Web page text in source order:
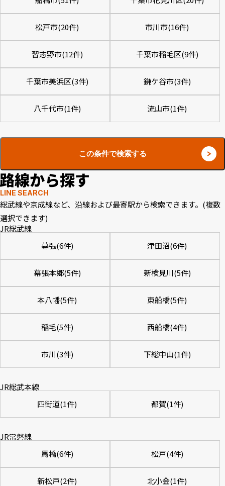
松戸市(20件) 市川市(16件)
習志野市(12件) 千葉市稲毛区(9件)
千葉市美浜区(3件) 鎌ケ谷市(3件)
八千代市(1件) 流山市(1件)
この条件で検索する
線から探す
LINE SEARCH
総武線や京成線など、沿線および最寄駅から検索できます。(複数
選択できます)
JR総武線
幕張(6件)
津田沼(6件)
幕張本郷(5件) 新検見川(5件)
本八幡(5件) 東船橋(5件)
稲毛(5件) 西船橋(4件)
市川(3件) 下総中山(1件)
JR総武本線
四街道(1件)
都賀(1件)
JR常磐線
馬橋(6件)
松戸(4件)
新松戸(2件) 北小金(1件)